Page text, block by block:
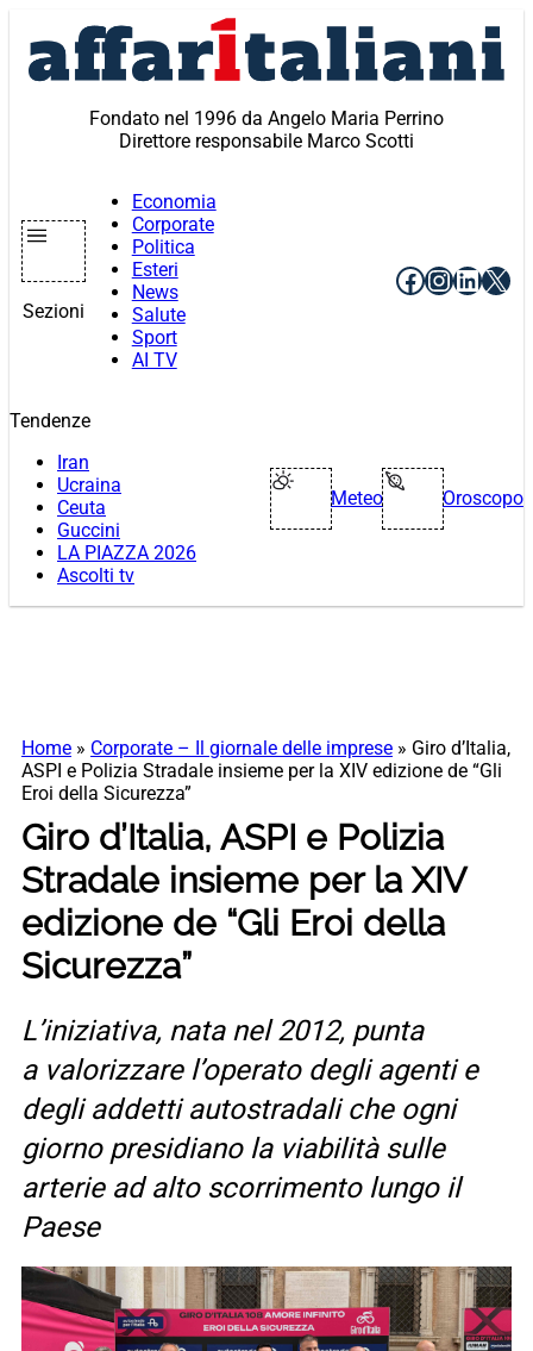
contenuto
Fondato nel 1996 da Angelo Maria Perrino
Direttore responsabile Marco Scotti
Sezioni
Economia
Corporate
Politica
Esteri
News
Salute
Sport
AI TV
Facebook
X
Tendenze
Iran
Ucraina
Ceuta
Guccini
LA PIAZZA 2026
Ascolti tv
Meteo Oroscopo
Home » Corporate – Il giornale delle imprese » Giro d’Italia,
ASPI e Polizia Stradale insieme per la XIV edizione de “Gli
Eroi della Sicurezza”
Giro d’Italia, ASPI e Polizia
Stradale insieme per la XIV
edizione de “Gli Eroi della
Sicurezza”
L’iniziativa, nata nel 2012, punta
a valorizzare l’operato degli agenti e
degli addetti autostradali che ogni
giorno presidiano la viabilità sulle
arterie ad alto scorrimento lungo il
Paese